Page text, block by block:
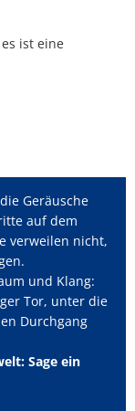
ist eine
Geräusche
auf dem
verweilen nicht,
und Klang:
Tor, unter die
Durchgang
Sage ein